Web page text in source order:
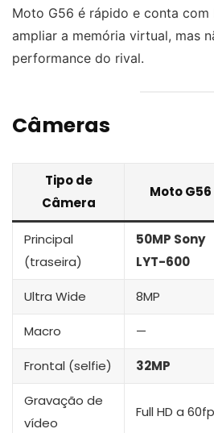
Moto G56 é rápido e conta com
ampliar a memória virtual, mas
performance do rival.
Câmeras
Tipo de
Câmera
Moto G56
Principal
(traseira)
50MP Sony
LYT-600
Ultra Wide 8MP
Macro —
Frontal (selfie) 32MP
Gravação de
vídeo
Full HD a